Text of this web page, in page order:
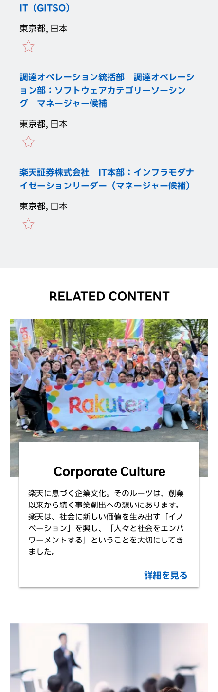
IT（GITSO）
東京都, 日本
調達オペレーション統括部 調達オペレーシ
ョン部：ソフトウェアカテゴリーソーシン
グ マネージャー候補
東京都, 日本
楽天証券株式会社 IT本部：インフラモダナ
イゼーションリーダー（マネージャー候補）
東京都, 日本
RELATED CONTENT
Corporate Culture
楽天に息づく企業文化。そのルーツは、創業
以来から続く事業創出への想いにあります。
楽天は、社会に新しい価値を生み出す「イノ
ベーション」を興し、「人々と社会をエンパ
ワーメントする」ということを大切にしてき
ました。
詳細を見る